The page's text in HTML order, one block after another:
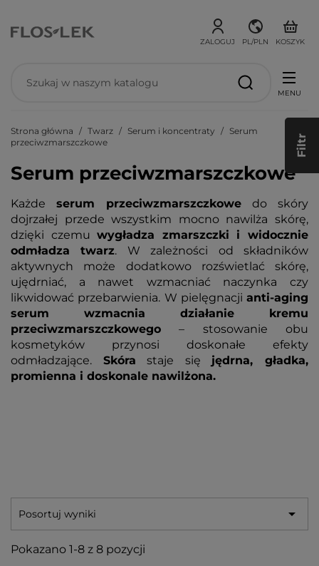
ZALOGUJ PL/PLN KOSZYK
MENU
Strona główna Twarz Serum i koncentraty
Serum
przeciwzmarszczkowe
Serum przeciwzmarszczkowe
Każde serum przeciwzmarszczkowe do skóry
dojrzałej przede wszystkim mocno nawilża skórę,
dzięki czemuwygładza zmarszczki i widocznie
odmładza twarz. W zależności od składników
aktywnych może dodatkowo rozświetlać skórę,
ujędrniać, a nawet wzmacniać naczynka czy
likwidować przebarwienia. W pielęgnacji anti-aging
serum wzmacnia działanie kremu
przeciwzmarszczkowego – stosowanie obu
kosmetyków przynosi doskonałe efekty
odmładzające. Skóra staje się jędrna, gładka,
promienna i doskonale nawilżona.
Posortuj wyniki 
Filtr
Pokazano 1-8 z 8 pozycji